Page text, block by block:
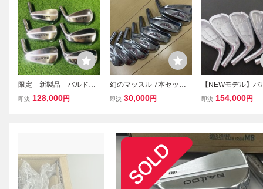
限定 新製品 バルド
マッスルバック MD リ
即決 128,000円
幻のマッスル 7本セッ
ト 4番〜PW 最高級 クレ
み マッスルバック
即決 30,000円
【NEWモデル】バ
ALDO UNUS
即決 154,000円